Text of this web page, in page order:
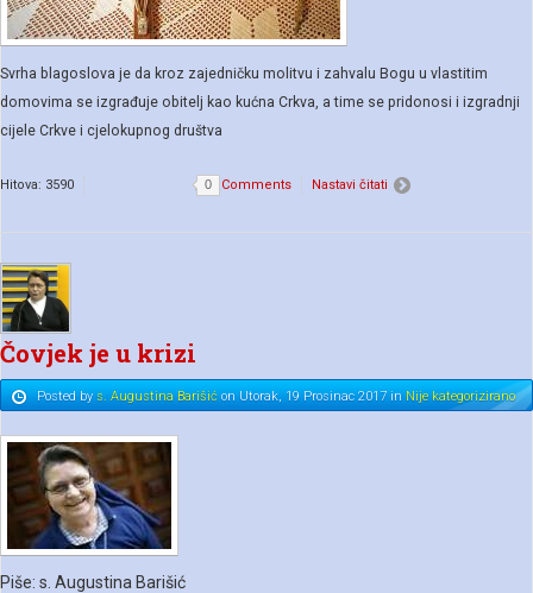
Svrha blagoslova je da kroz zajedničku molitvu i zahvalu Bogu u vlastitim
domovima se izgrađuje obitelj kao kućna Crkva, a time se pridonosi i izgradnji
cijele Crkve i cjelokupnog društva
Comments Nastavi čitati
Hitova: 3590 0
Čovjek je u krizi
Posted bys. Augustina Barišić on Utorak, 19 Prosinac 2017 in Nije kategorizirano
Piše: s. Augustina Barišić